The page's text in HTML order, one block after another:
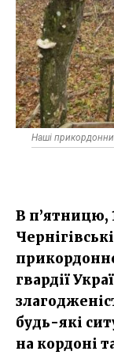
Наші
В п’ятницю,
гвардії
будь-які
на кордоні